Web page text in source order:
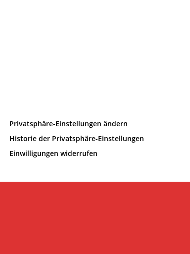
Privatsphäre-Einstellungen ändern
Historie der Privatsphäre-Einstellungen
Einwilligungen widerrufen